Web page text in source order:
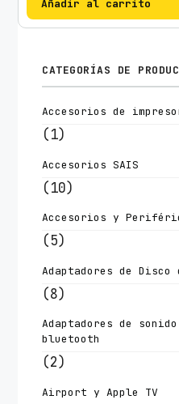
Añadir al carrito
CATEGORÍAS DE
Accesorios de
(1)
Accesorios SAIS
(10)
Accesorios y
(5)
Adaptadores de Disco
(8)
Adaptadores de
bluetooth
(2)
Airport y Apple TV